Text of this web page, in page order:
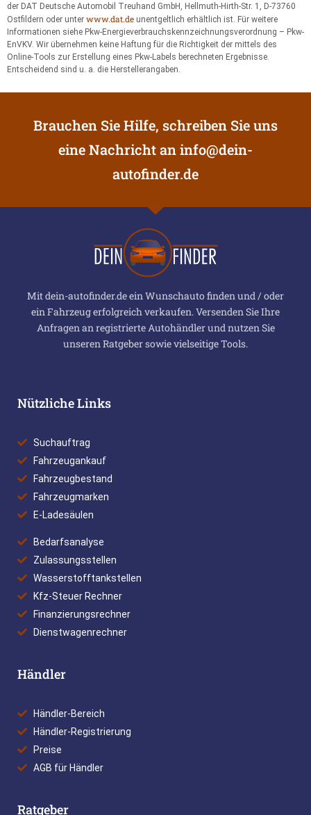
der DAT Deutsche Automobil Treuhand GmbH, Hellmuth-Hirth-Str. 1, D-73760
Ostfildern oder unter www.dat.de unentgeltlich erhältlich ist. Für weitere
Informationen siehe Pkw-Energieverbrauchskennzeichnungsverordnung – Pkw-
EnVKV. Wir übernehmen keine Haftung für die Richtigkeit der mittels des
Online-Tools zur Erstellung eines Pkw-Labels berechneten Ergebnisse.
Entscheidend sind u. a. die Herstellerangaben.
Brauchen Sie Hilfe, schreiben Sie uns
eine Nachricht aninfo@dein-
autofinder.de
Mit dein-autofinder.de ein Wunschauto finden und / oder
ein Fahrzeug erfolgreich verkaufen. Versenden Sie Ihre
Anfragen an registrierte Autohändler und nutzen Sie
unseren Ratgeber sowie vielseitige Tools.
Nützliche Links
Suchauftrag
Fahrzeugankauf
Fahrzeugbestand
Fahrzeugmarken
E-Ladesäulen
Bedarfsanalyse
Zulassungsstellen
Wasserstofftankstellen
Kfz-Steuer Rechner
Finanzierungsrechner
Dienstwagenrechner
Händler
Händler-Bereich
Händler-Registrierung
Preise
AGB für Händler
Ratgeber